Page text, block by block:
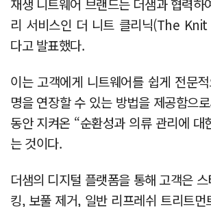
재생 니트웨어 브랜드는 더샘과 협력하
리 서비스인 더 니트 클리닉(The
다고 발표했다.
이는 고객에게 니트웨어를 쉽게 전문
명을 연장할 수 있는 방법을 제공함으
동안 지켜온 “순환성과 의류 관리에 대
는 것이다.
더샘의 디지털 플랫폼을 통해 고객은
킹, 보풀 제거, 일반 리프레쉬 트리트